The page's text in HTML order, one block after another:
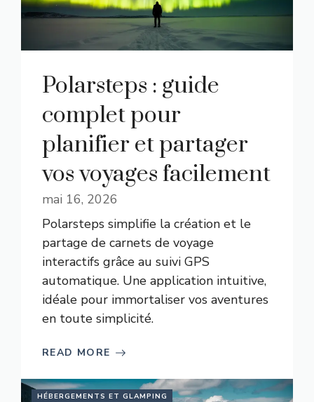
Polarsteps : guide
complet pour
planifier et partager
vos voyages facilement
mai 16, 2026
Polarsteps simplifie la création et le
partage de carnets de voyage
interactifs grâce au suivi GPS
automatique. Une application intuitive,
idéale pour immortaliser vos aventures
en toute simplicité.
READ MORE
HÉBERGEMENTS ET GLAMPING